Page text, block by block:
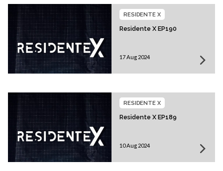
Residente X EP190
RESIDENTE X
17 Aug 2024
Residente X EP189
RESIDENTE X
10 Aug 2024